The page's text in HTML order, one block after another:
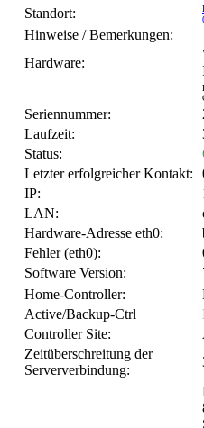
Computer-
und
Medienservice
Standort:
Hinweise / Bemerkungen:
Hardware:
Seriennummer:
Laufzeit:
Status:
Letzter erfolgreicher Kontakt:
IP:
LAN:
Hardware-Adresse eth0:
Fehler (eth0):
Software Version:
Home-Controller:
Active/Backup-Ctrl
Controller Site:
Zeitüberschreitung der
Serververbindung: